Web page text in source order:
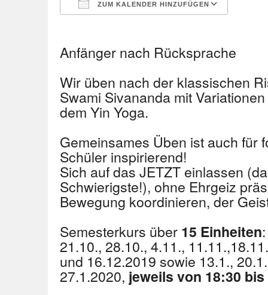
ZUM KALENDER HINZUFÜGEN
Anfänger nach Rücksprache
Wir üben nach der klassischen
Swami Sivananda mit
dem Yin Yoga.
Gemeinsames Üben ist auch für
Schüler inspirierend!
Sich auf das JETZT einlassen
Schwierigste!), ohne Ehrgeiz
Bewegung koordinieren, der
Semesterkurs über 15 Einheiten
21.10., 28.10., 4.11.,
und 16.12.2019 sowie 13.1.,
27.1.2020, jeweils von 18:30